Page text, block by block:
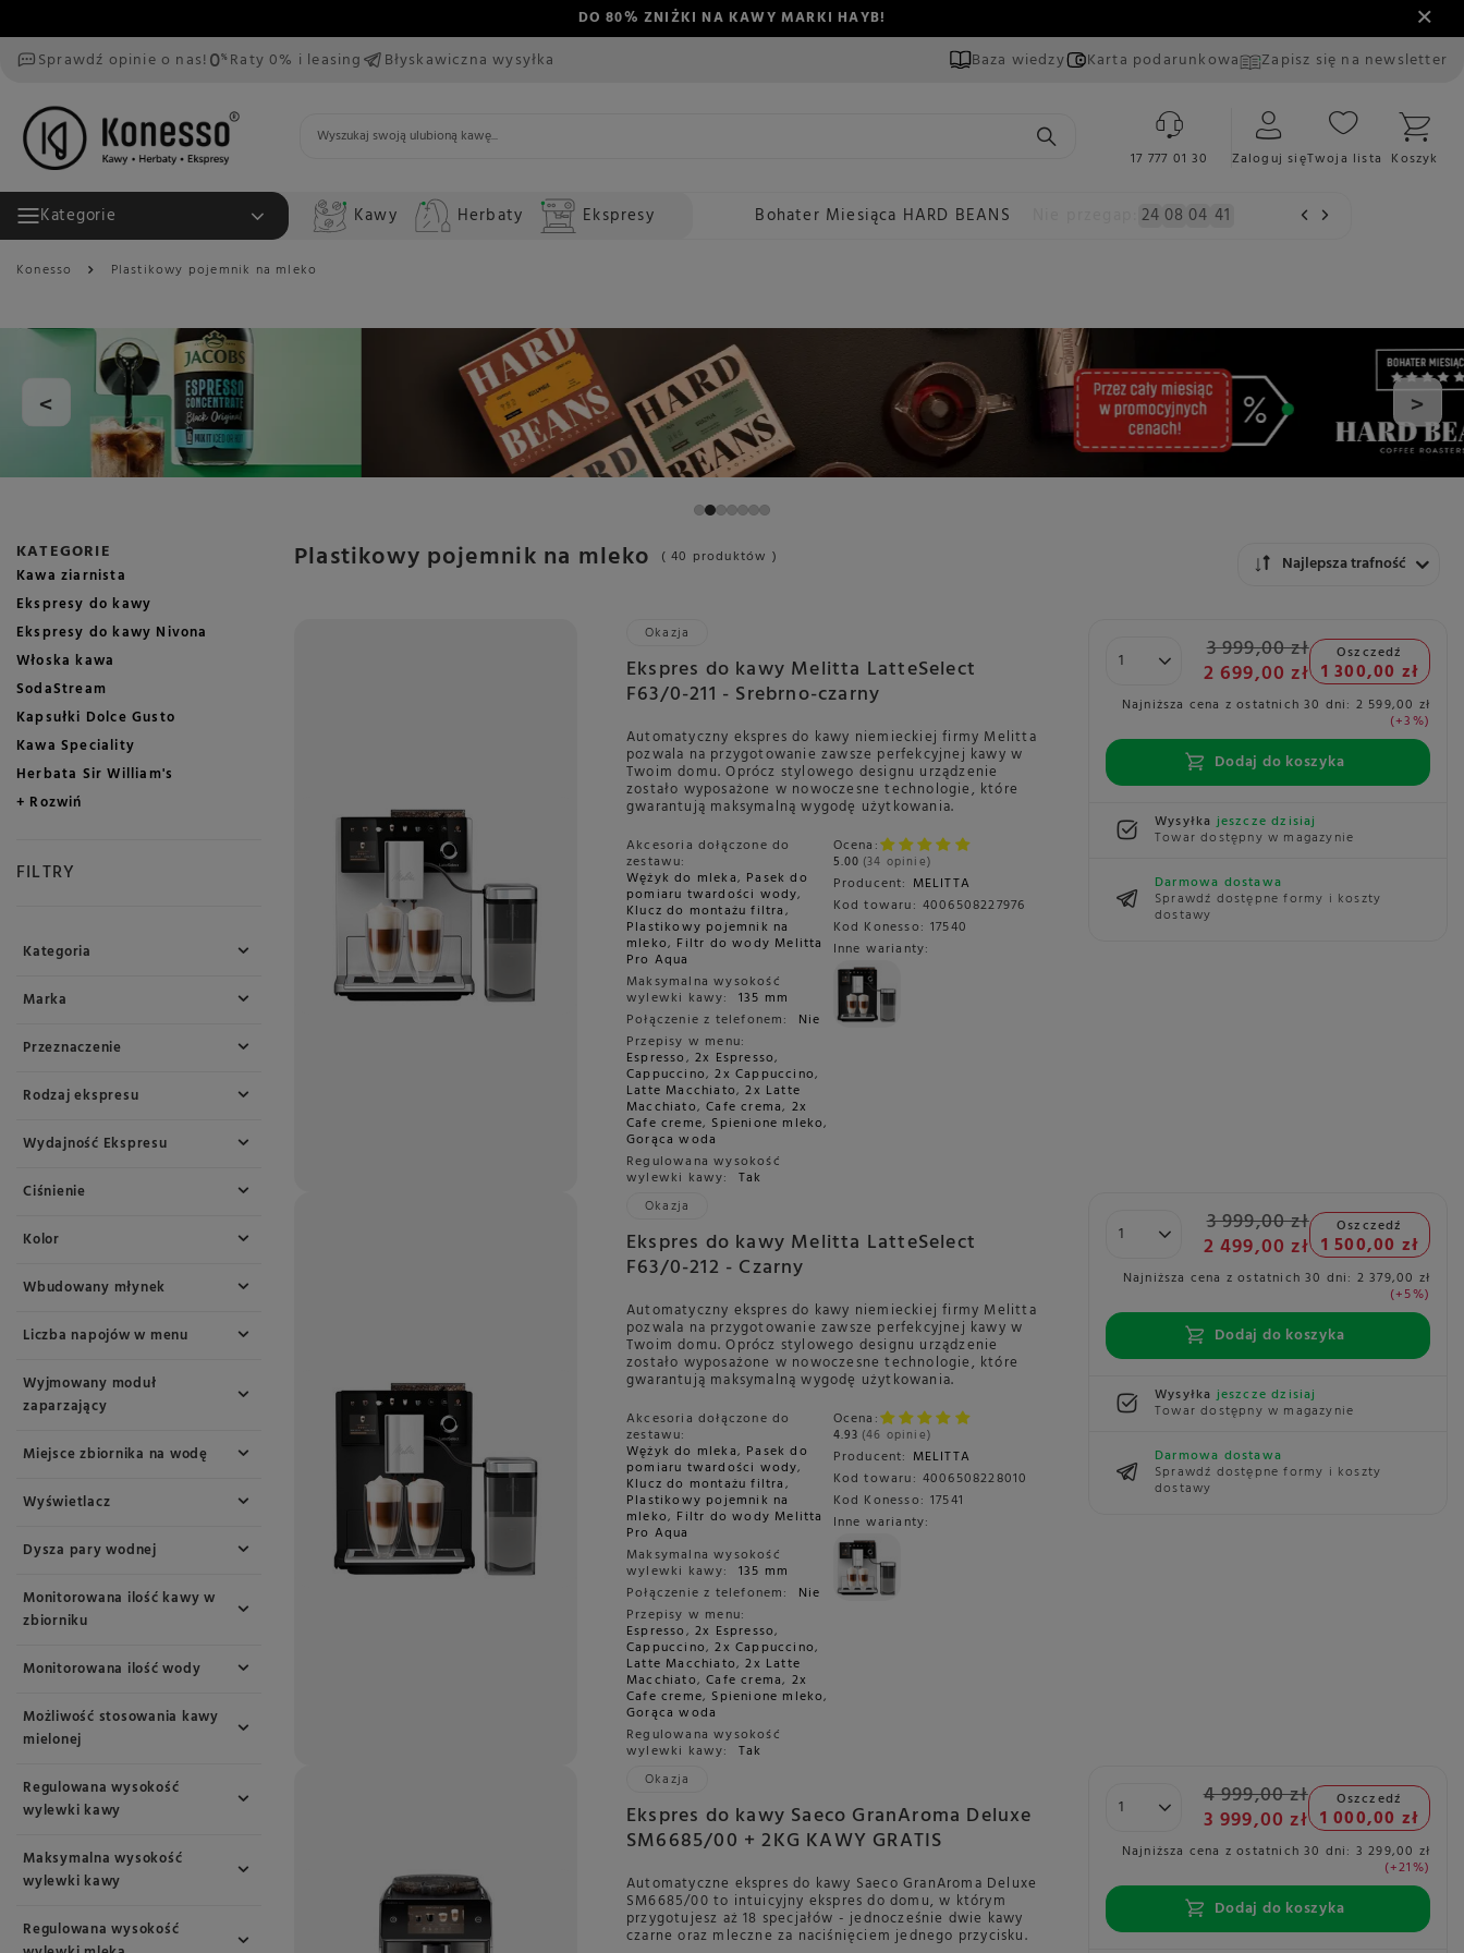
DO 80% ZNIŻKI NA KAWY MARKI HAYB!
Sprawdź opinie o nas!
Raty 0% i leasing Błyskawiczna wysyłka Baza wiedzy Karta podarunkowa Zapisz się na newsletter
17 777 01 30 Zaloguj sięTwoja lista Koszyk
Kategorie Kawy Herbaty Ekspresy Bohater Miesiąca HARD BEANS 24 08 04 40
Konesso Plastikowy pojemnik na mleko
< >
KATEGORIE
Kawa ziarnista
Ekspresy do kawy
Ekspresy do kawy Nivona
Włoska kawa
SodaStream
Kapsułki Dolce Gusto
Kawa Speciality
Herbata Sir William's
+ Rozwiń
FILTRY
Kategoria
Marka
Przeznaczenie
Rodzaj ekspresu
Wydajność Ekspresu
Ciśnienie
Kolor
Wbudowany młynek
Liczba napojów w menu
Wyjmowany moduł
zaparzający
Miejsce zbiornika na wodę
Wyświetlacz
Dysza pary wodnej
Monitorowana ilość kawy w
zbiorniku
Monitorowana ilość wody
Możliwość stosowania kawy
mielonej
Regulowana wysokość
wylewki kawy
Maksymalna wysokość
wylewki kawy
Regulowana wysokość
Plastikowy pojemnik na mleko ( 40 produktów ) Zmień sortowanie
Najlepsza trafność
Okazja
Ekspres do kawy Melitta LatteSelect
F63/0-211 - Srebrno-czarny
Automatyczny ekspres do kawy niemieckiej firmy Melitta
pozwala na przygotowanie zawsze perfekcyjnej kawy w
Twoim domu. Oprócz stylowego designu urządzenie
zostało wyposażone w nowoczesne technologie, które
gwarantują maksymalną wygodę użytkowania.
Akcesoria dołączone do
zestawu:
Wężyk do mleka, Pasek do
pomiaru twardości wody,
Klucz do montażu filtra,
Plastikowy pojemnik na
mleko, Filtr do wody Melitta
Pro Aqua
Maksymalna wysokość
wylewki kawy: 135 mm
Połączenie z telefonem:
Nie
Przepisy w menu:
Espresso,2x Espresso,
Cappuccino,2x Cappuccino,
Latte Macchiato,2x Latte
Macchiato,Cafe crema, 2x
Cafe creme, Spienione mleko,
Gorąca woda
Regulowana wysokość
wylewki kawy: Tak
Ocena:
5.00 34 opinie
Producent: MELITTA
Kod towaru: 4006508227976
Kod Konesso: 17540
Inne warianty:
3 999,00 zł
2 699,00 zł
Oszczedź
1 300,00 zł
Najniższa cena z ostatnich 30 dni: 2 599,00 zł
+3%
Dodaj do koszyka
Wysyłkajeszcze dzisiaj
Towar dostępny w magazynie
Darmowa dostawa
Sprawdź dostępne formy i koszty
dostawy
Okazja
Ekspres do kawy Melitta LatteSelect
F63/0-212 - Czarny
Automatyczny ekspres do kawy niemieckiej firmy Melitta
pozwala na przygotowanie zawsze perfekcyjnej kawy w
Twoim domu. Oprócz stylowego designu urządzenie
zostało wyposażone w nowoczesne technologie, które
gwarantują maksymalną wygodę użytkowania.
Akcesoria dołączone do
zestawu:
Wężyk do mleka, Pasek do
pomiaru twardości wody,
Klucz do montażu filtra,
Plastikowy pojemnik na
mleko, Filtr do wody Melitta
Pro Aqua
Maksymalna wysokość
wylewki kawy: 135 mm
Połączenie z telefonem:
Nie
Przepisy w menu:
Espresso,2x Espresso,
Cappuccino,2x Cappuccino,
Latte Macchiato,2x Latte
Macchiato,Cafe crema, 2x
Cafe creme, Spienione mleko,
Gorąca woda
Regulowana wysokość
wylewki kawy: Tak
Ocena:
4.93 46 opinie
Producent: MELITTA
Kod towaru: 4006508228010
Kod Konesso: 17541
Inne warianty:
3 999,00 zł
2 499,00 zł
Oszczedź
1 500,00 zł
Najniższa cena z ostatnich 30 dni: 2 379,00 zł
+5%
Dodaj do koszyka
Wysyłkajeszcze dzisiaj
Towar dostępny w magazynie
Darmowa dostawa
Sprawdź dostępne formy i koszty
dostawy
Okazja
Ekspres do kawy Saeco GranAroma Deluxe
SM6685/00 + 2KG KAWY GRATIS
Automatyczne ekspres do kawy Saeco GranAroma Deluxe
SM6685/00 to intuicyjny ekspres do domu, w którym
przygotujesz aż 18 specjałów - jednocześnie dwie kawy
czarne oraz mleczne za naciśnięciem jednego przycisku.
4 999,00 zł
3 999,00 zł
Oszczedź
1 000,00 zł
Najniższa cena z ostatnich 30 dni: 3 299,00 zł
+21%
Dodaj do koszyka